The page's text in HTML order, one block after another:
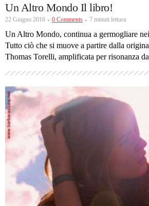
Un Altro Mondo Il libro!
22 Giugno 2016 0 Comments 7 minuti lettura
Un Altro Mondo, continua a germogliare
Tutto ciò che si muove a partire dalla
Thomas Torelli, amplificata per risonanza